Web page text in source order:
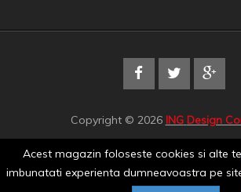
Acest magazin foloseste cookies si alte
imbunatati experienta dumneavoastra pe
Copyright © 2026 ING Design